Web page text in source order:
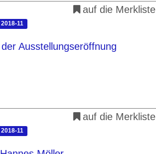
auf die Merkliste
2018-11
Ausstellungseröffnung
auf die Merkliste
2018-11